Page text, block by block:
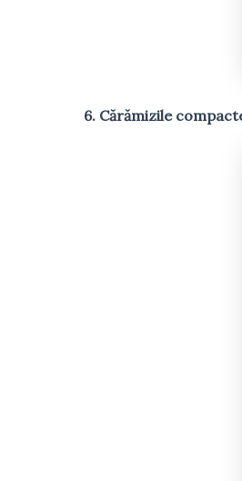
6. Cărămizile